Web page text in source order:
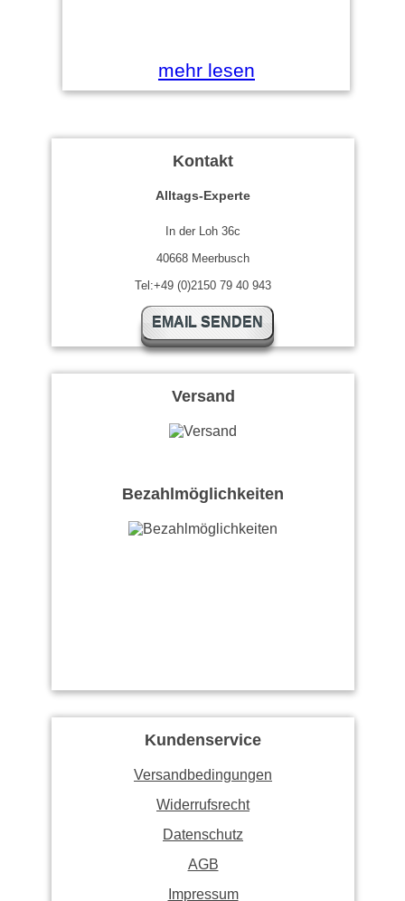
mehr lesen
Kontakt
Alltags-Experte
In der Loh 36c
40668 Meerbusch
Tel:+49 (0)2150 79 40 943
EMAIL SENDEN
Versand
Bezahlmöglichkeiten
Kundenservice
Versandbedingungen
Widerrufsrecht
Datenschutz
AGB
Impressum